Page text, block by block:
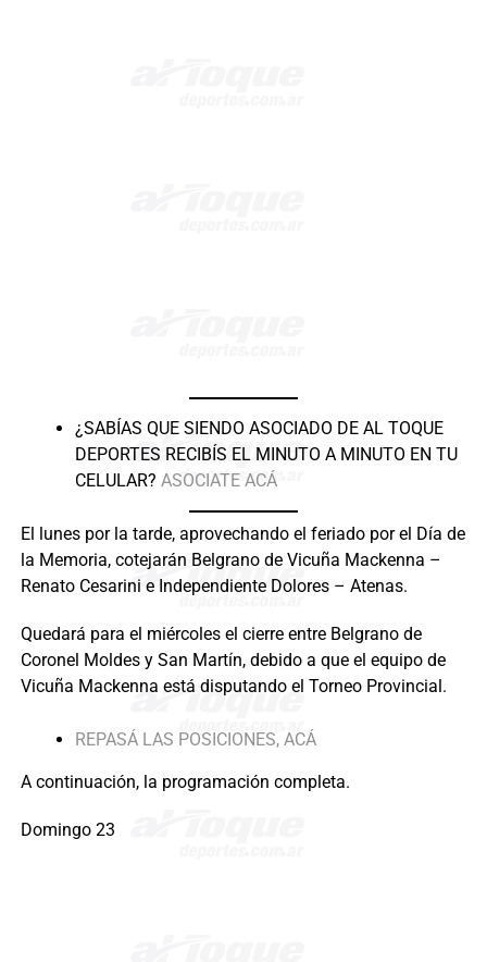
¿SABÍAS QUE SIENDO ASOCIADO DE AL TOQUE
DEPORTES RECIBÍS EL MINUTO A MINUTO EN TU
CELULAR? ASOCIATE ACÁ
El lunes por la tarde, aprovechando el feriado por el Día de
la Memoria, cotejarán Belgrano de Vicuña Mackenna –
Renato Cesarini e Independiente Dolores – Atenas.
Quedará para el miércoles el cierre entre Belgrano de
Coronel Moldes y San Martín, debido a que el equipo de
Vicuña Mackenna está disputando el Torneo Provincial.
REPASÁ LAS POSICIONES, ACÁ
A continuación, la programación completa.
Domingo 23